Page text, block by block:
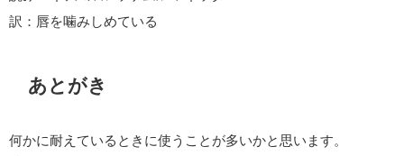
訳：唇を噛みしめている
あとがき
何かに耐えているときに使うことが多いかと思います。